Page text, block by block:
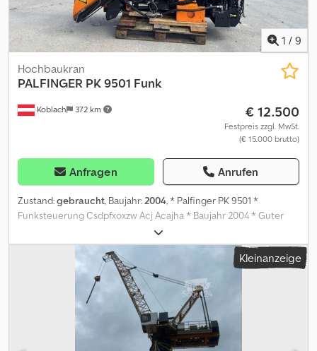
1 / 9
Koblach 372 km
Hochbaukran
PALFINGER PK 9501 Funk
€ 12.500
Festpreis zzgl. MwSt.
(€ 15.000 brutto)
Anfragen Anrufen
Zustand:gebraucht, Baujahr:2004, * Palfinger PK 9501 *
Funksteuerung Csdpfxoxzw Acj Acajha * Baujahr 2004 * Guter
Zustand * Arbeitszeit von Mo bis Fr 07:30-12:00 13:00-18:00,
Samstag 07:30-17:00 * E-Mail: * Tel/ Whatsapp/ Viber: Alexandar Ilic
* Tel/ Whatsapp/ Viber English: Mladen Ilic
Kleinanzeige